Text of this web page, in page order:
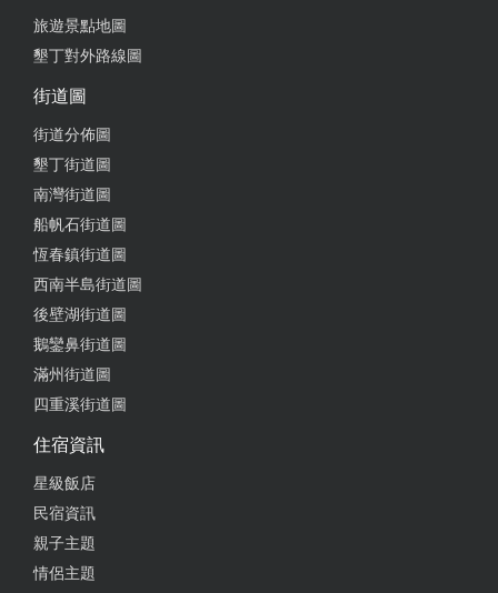
旅遊景點地圖
墾丁對外路線圖
街道圖
街道分佈圖
墾丁街道圖
南灣街道圖
船帆石街道圖
恆春鎮街道圖
西南半島街道圖
後壁湖街道圖
鵝鑾鼻街道圖
滿州街道圖
四重溪街道圖
住宿資訊
星級飯店
民宿資訊
親子主題
情侶主題